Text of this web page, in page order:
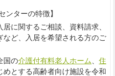
ンターの特徴】
関するご相談、資料請求、
など、入居を希望される方のご
の介護付有料老人ホーム
住
めとする高齢者向け施設を令和